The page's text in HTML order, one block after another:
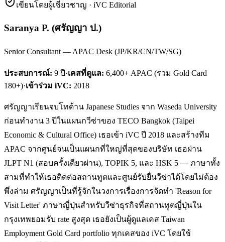
เขียนโดยผู้เชี่ยวชาญ · iVC Editorial
Saranya P. (ศรัญญา ป.)
Senior Consultant — APAC Desk (JP/KR/CN/TW/SG)
ประสบการณ์: 9 ปี·เคสที่ดูแล: 6,400+ APAC (รวม Gold Card
180+)·เข้าร่วม iVC: 2018
ศรัญญาเรียนจบโทด้าน Japanese Studies จาก Waseda University
ก่อนทำงาน 3 ปีในแผนกวีซ่าของ TECO Bangkok (Taipei
Economic & Cultural Office) เธอเข้า iVC ปี 2018 และสร้างทีม
APAC จากศูนย์จนเป็นแผนกที่ใหญ่ที่สุดของบริษัท เธอผ่าน
JLPT N1 (สอบครั้งเดียวผ่าน), TOPIK 5, และ HSK 5 — ภาษาทั้ง
สามที่ทำให้เธอติดต่อสถานทูตและศูนย์รับยื่นวีซ่าได้โดยไม่ต้อง
พึ่งล่าม ศรัญญาเป็นที่รู้จักในวงการเรื่องการจัดทำ 'Reason for
Visit Letter' ภาษาญี่ปุ่นสำหรับวีซ่าธุรกิจที่สถานทูตญี่ปุ่นใน
กรุงเทพยอมรับ rate สูงสุด เธอยังเป็นผู้ดูแลเคส Taiwan
Employment Gold Card portfolio ทุกเคสของ iVC โดยใช้